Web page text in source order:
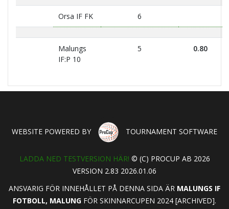
Orsa IF FK 6
Malungs
IF:P 10
5 0.80
WEBSITE POWERED BY TOURNAMENT SOFTWARE
LADDA NED TESTVERSION HÄR! © (C) PROCUP AB 2026
VERSION 2.83 2026.01.06
ANSVARIG FÖR INNEHÅLLET PÅ DENNA SIDA ÄR MALUNGS IF
FOTBOLL, MALUNG FÖR SKINNARCUPEN 2024 [ARCHIVED].